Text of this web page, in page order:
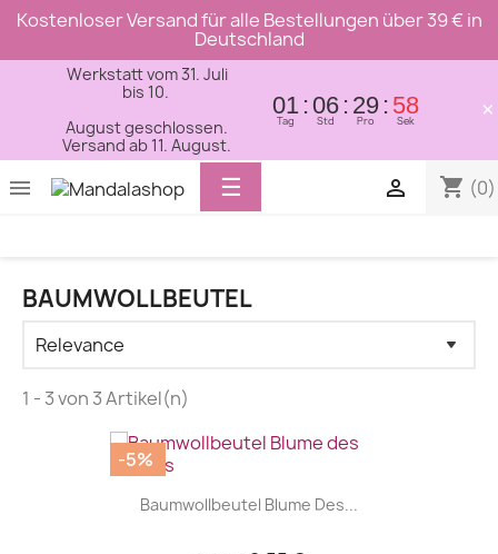
Kostenloser Versand für alle Bestellungen über 39 € in
Deutschland
Werkstatt vom 31. Juli
bis 10.
August geschlossen.
Versand ab 11. August.
01
Tag
06
Std
29
Pro
58
Sek ×
 shopping_cart (0)

Toggle
navigation
☰
BAUMWOLLBEUTEL
1 - 3 von 3 Artikel(n)
Baumwollbeutel Blume Des...
-5%